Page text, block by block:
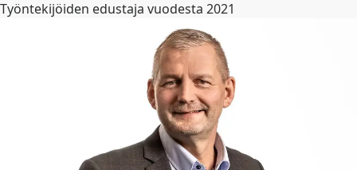
Työntekijöiden edustaja vuodesta 2021